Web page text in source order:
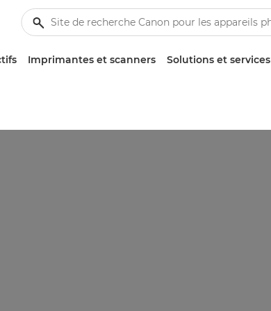
Imprimantes et scanners Solutions et services